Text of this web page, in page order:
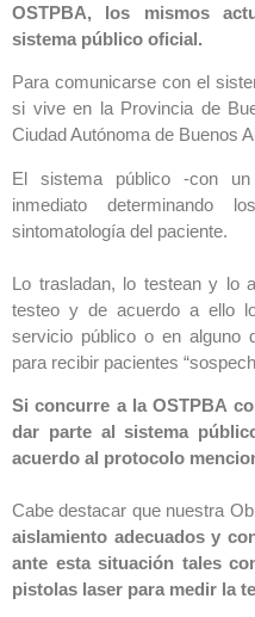
OSTPBA, los mismos
sistema público oficial.
Para comunicarse con el
si vive en la Provincia de
Ciudad Autónoma de Buenos
El sistema público -con
inmediato
sintomatología del paciente.
Lo trasladan, lo testean y lo
testeo y de acuerdo a ello
servicio público o en alguno
para recibir pacientes
Si concurre a la OSTPBA
dar parte al sistema
acuerdo al protocolo
Cabe destacar que nuestra
aislamiento adecuados y
ante esta situación tales
pistolas laser para medir la